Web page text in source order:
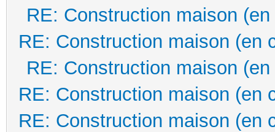
RE: Construction maison
RE: Construction maison (en
RE: Construction maison
RE: Construction maison (en
RE: Construction maison (en